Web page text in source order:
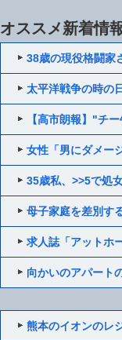
オススメ新着情
38歳の現役格闘家
太平洋戦争の時の
【高市朗報】"チ
女性「男にダメー
35歳私、>>5で処
母子家庭を差別す
求人誌「アットホ
向かいのアパート
熊本のイオンのレ